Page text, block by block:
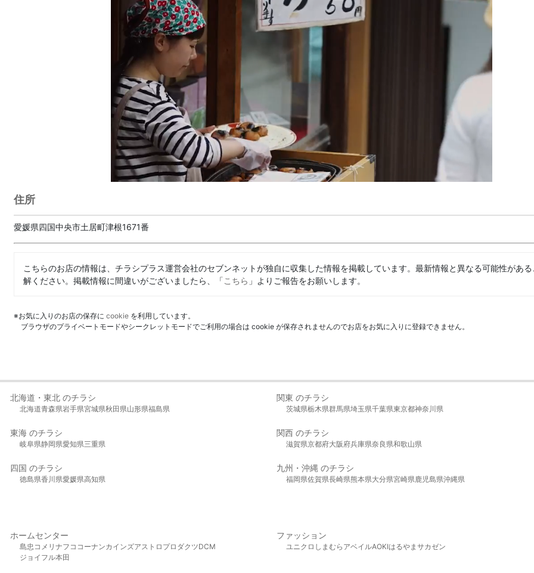
住所
愛媛県四国中央市土居町津根1671番
こちらのお店の情報は、チラシプラス運営会社のセブンネットが独自に収集した情報を掲載しています。最新情報と異なる可能性があ
解ください。掲載情報に間違いがございましたら、「こちら 」よりご報告をお願いします。
※お気に入りのお店の保存に cookie を利用しています。
ブラウザのプライベートモードやシークレットモードでご利用の場合は cookie が保存されませんのでお店をお気に入りに登録できません。
北海道・東北 のチラシ
北海道青森県岩手県宮城県秋田県山形県福島県
関東 のチラシ
茨城県栃木県群馬県埼玉県千葉県東京都神奈川県
東海 のチラシ
岐阜県静岡県愛知県三重県
関西 のチラシ
滋賀県京都府大阪府兵庫県奈良県和歌山県
四国 のチラシ
徳島県香川県愛媛県高知県
九州・沖縄 のチラシ
福岡県佐賀県長崎県熊本県大分県宮崎県鹿児島県沖縄県
ホームセンター
島忠 コメリ ナフコ コーナンカインズアストロプロダクツDCM
ジョイフル本田
ファッション
ユニクロ しまむら アベイルAOKIはるやま サカゼン